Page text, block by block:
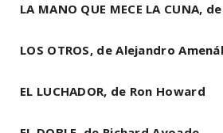
LA MANO QUE MECE LA CUNA,
LOS OTROS, de Alejandro
EL LUCHADOR, de Ron Howard